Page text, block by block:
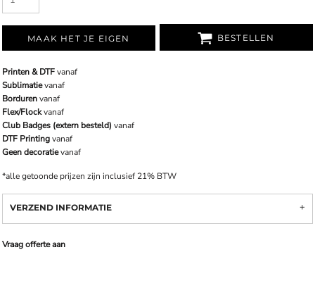
MAAK HET JE EIGEN BESTELLEN
Printen & DTFvanaf
Sublimatievanaf
Bordurenvanaf
Flex/Flockvanaf
Club Badges (extern besteld) vanaf
DTF Printingvanaf
Geen decoratievanaf
*alle getoonde prijzen zijn inclusief 21% BTW
VERZEND INFORMATIE
Vraag offerte aan